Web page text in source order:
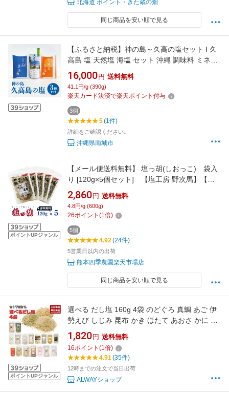
北海道 ポイント・きた蔵の畑
同じ商品を安い順で見る
【ふるさと納税】神の島～久高の塩セット I 久
高島 塩 天然塩 海塩 セット 沖縄 調味料 ミネラ
ル 料理 沖縄県 南城市 ふるさと納税 一般社団法
人 南城市観光協会 南城市地域物産館
16,000 円 送料無料
41.1円/g (390g)
楽天カード決済で楽天ポイント付与
3個
5(1件)
詳細をご確認ください。
沖縄県南城市
ポイントUPジャンル
【メール便送料無料】 塩っ胡(しおっこ) 袋入
り [120g×5個セット] 【塩工房 野次馬】【調
味料 塩こしょう ガーリック塩胡椒 にんにく】
2,860 円 送料無料
4.8円/g (600g)
26ポイント (1倍)
5個
4.92(24件)
5営業日以内の出荷
熊本四季農園楽天市場店
同じ商品を安い順で見る
ポイントUPジャンル
選べる だし塩 160g 4袋 のどぐろ 真鯛 あご 伊
勢えび しじみ 昆布 かき ほたて あおさ かに 金
目鯛 旨辛だし塩（90g） だし塩スパイス
（90g） 真鯛レモン（90g） はまぐり（90g）
1,820 円 送料無料
16ポイント (1倍)
4.91(35件)
12時までの注文で当日出荷
ALWAYショップ